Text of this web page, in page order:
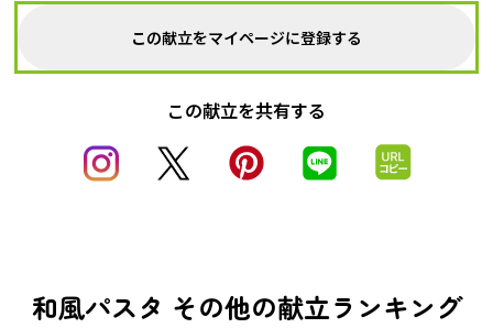
この献立をマイページに登録する
この献立を共有する
和風パスタ その他の献立ランキング